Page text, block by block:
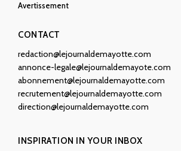
Avertissement
CONTACT
redaction@lejournaldemayotte.com
annonce-legale@lejournaldemayote.com
abonnement@lejournaldemayotte.com
recrutement@lejournaldemayotte.com
direction@lejournaldemayotte.com
INSPIRATION IN YOUR INBOX